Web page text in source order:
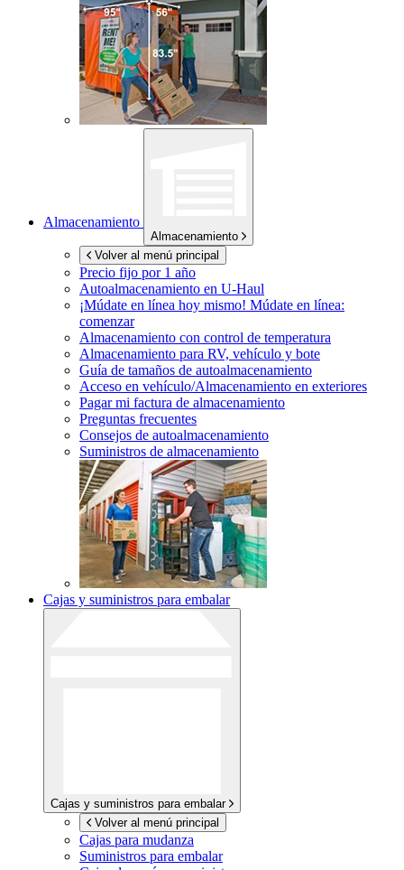
Almacenamiento
Almacenamiento
Volver al menú principal
Precio fijo por 1 año
Autoalmacenamiento en U-Haul
¡Múdate en línea hoy mismo! Múdate en línea:
comenzar
Almacenamiento con control de temperatura
Almacenamiento para RV, vehículo y bote
Guía de tamaños de autoalmacenamiento
Acceso en vehículo/Almacenamiento en exteriores
Pagar mi factura de almacenamiento
Preguntas frecuentes
Consejos de autoalmacenamiento
Suministros de almacenamiento
Cajas y suministros para embalar
Cajas y suministros para embalar
Volver al menú principal
Cajas para mudanza
Suministros para embalar